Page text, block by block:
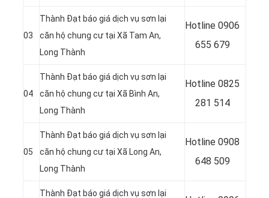
03
Thành Đạt báo giá dịch vụ sơn lại
căn hộ chung cư tại Xã Tam An,
Long Thành
Hotline 0906
655 679
04
Thành Đạt báo giá dịch vụ sơn lại
căn hộ chung cư tại Xã Bình An,
Long Thành
Hotline 0825
281 514
05
Thành Đạt báo giá dịch vụ sơn lại
căn hộ chung cư tại Xã Long An,
Long Thành
Hotline 0908
648 509
Thành Đạt báo giá dịch vụ sơn lại